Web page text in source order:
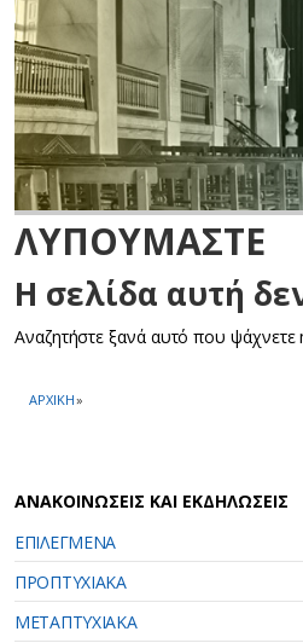
ΑΝΑΚΟΙΝΩΣΕΙΣ ΚΑΙ ΕΚΔΗΛΩΣΕΙΣ
ΕΠΙΛΕΓΜΕΝΑ
ΠΡΟΠΤΥΧΙΑΚΑ
ΜΕΤΑΠΤΥΧΙΑΚΑ